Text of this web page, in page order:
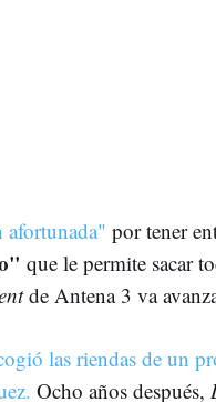
afortunada" por tener
que le permite sacar
de Antena 3 va
las riendas de un
Ocho años después,